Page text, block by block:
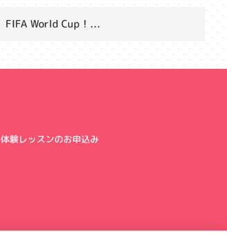
FIFA World Cup！...
体験レッスンのお申込み